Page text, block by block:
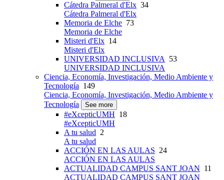
Cátedra Palmeral d'Elx 34
Cátedra Palmeral d'Elx
Memoria de Elche 73
Memoria de Elche
Misteri d'Elx 14
Misteri d'Elx
UNIVERSIDAD INCLUSIVA 53
UNIVERSIDAD INCLUSIVA
Ciencia, Economía, Investigación, Medio Ambiente y
Tecnología 149
Ciencia, Economía, Investigación, Medio Ambiente y
Tecnología
See more
#eXcepticUMH 18
#eXcepticUMH
A tu salud 2
A tu salud
ACCIÓN EN LAS AULAS 24
ACCIÓN EN LAS AULAS
ACTUALIDAD CAMPUS SANT JOAN 11
ACTUALIDAD CAMPUS SANT JOAN